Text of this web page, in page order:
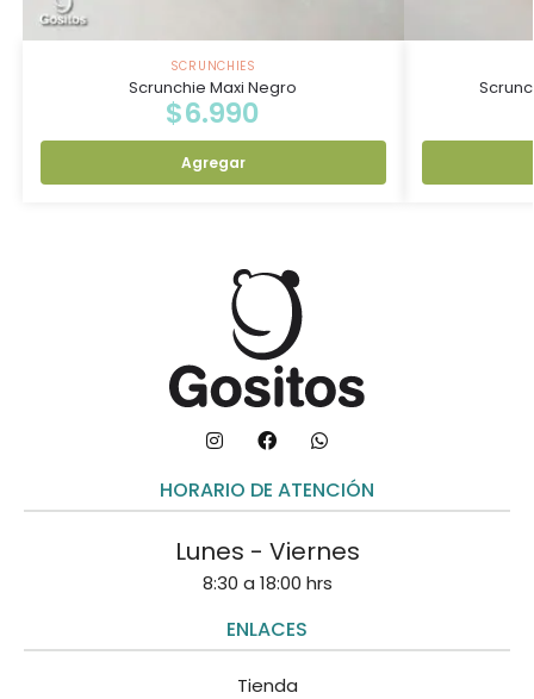
SCRUNCHIES
Scrunchie Maxi Negro
$6.990
Agregar
HORARIO DE ATENCIÓN
Lunes - Viernes
8:30 a 18:00 hrs
ENLACES
Tienda